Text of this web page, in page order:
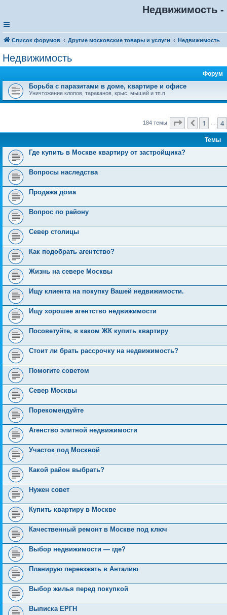
Недвижимость -
Список форумов Другие московские товары и услуги Недвижимость
Недвижимость
Форум
Борьба с паразитами в доме, квартире и офисе
Уничтожение клопов, тараканов, крыс, мышей и тп.п
184 темы Страница
Пред.
1 4
Темы
Где купить в Москве квартиру от застройщика?
Вопросы наследства
Продажа дома
Вопрос по району
Север столицы
Как подобрать агентство?
Жизнь на севере Москвы
Ищу клиента на покупку Вашей недвижимости.
Ищу хорошее агентство недвижимости
Посоветуйте, в каком ЖК купить квартиру
Стоит ли брать рассрочку на недвижимость?
Помогите советом
Север Москвы
Порекомендуйте
Агенство элитной недвижимости
Участок под Москвой
Какой район выбрать?
Нужен совет
Купить квартиру в Москве
Качественный ремонт в Москве под ключ
Выбор недвижимости — где?
Планирую переезжать в Анталию
Выбор жилья перед покупкой
Выписка ЕРГН